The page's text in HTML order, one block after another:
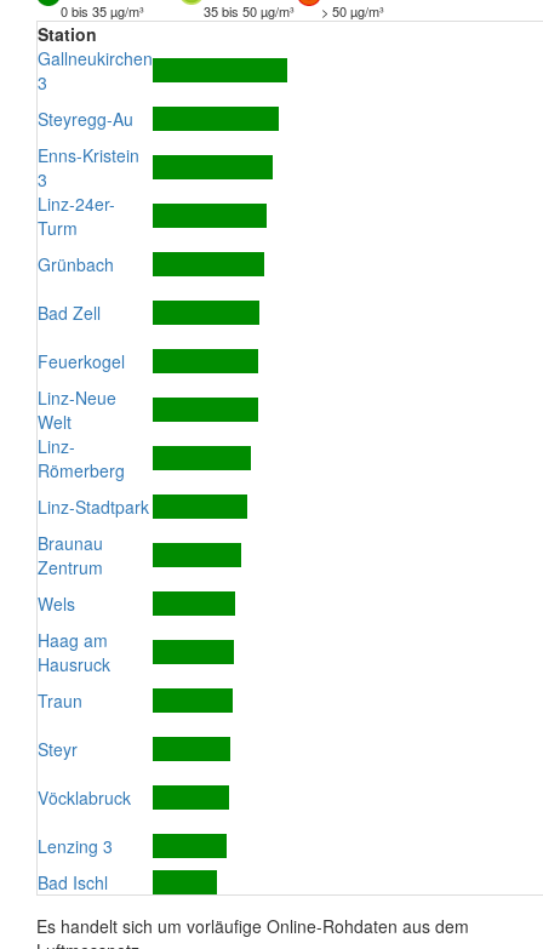
0 bis 35 µg/m³
35 bis 50 µg/m³ > 50 µg/m³
Station
Gallneukirchen
3
Steyregg-Au
Enns-Kristein
3
Linz-24er-
Turm
Grünbach
Bad Zell
Feuerkogel
Linz-Neue
Welt
Linz-
Römerberg
Linz-Stadtpark
Braunau
Zentrum
Wels
Haag am
Hausruck
Traun
Steyr
Vöcklabruck
Lenzing 3
Bad Ischl
Es handelt sich um vorläufige Online-Rohdaten aus dem